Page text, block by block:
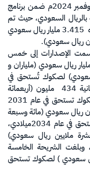
المستثمرين على الإصدار المحلي لشهر نوفمبر 2024م ضمن برنامج
السعودي، حيث تم
تحديد إجمالي حجم التخصيص بمبلغ قدره 3.415 مليار ريال سعودي
ريال سعودي).
الإصدارات إلى خمس
بلغ حجم الشريحة الأولى 2.524 مليار ريال سعودي (ملياران و
سعودي) لصكوك تُستحق في
عام 2029 ميلادي، وبلغت الشريحة الثانية 434 مليون (أربعمائة
وأربعة وثلاثون مليون ريال سعودي) لصكوك تستحق في عام 2031
الشريحة الثالثة 137 مليون ريال سعودي (مائة وسبعة
وثلاثون مليون ريال سعودي) لصكوك تُستحق في عام 2034ميلادي،
10 مليون (عشرة ملايين ريال سعودي)
عام 2036 ميلادي، وبلغت الشريحة الخامسة
ريال سعودي ) لصكوك تستحق